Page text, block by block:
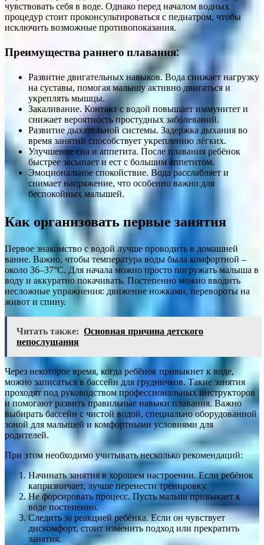
чувствовать себя в воде. Однако перед началом водных
процедур стоит проконсультироваться с педиатром, чтобы
исключить возможные противопоказания.
Преимущества раннего плавания:
Развитие двигательных навыков. Вода снижает нагрузку
на суставы, помогая малышу активно двигаться и
укреплять мышцы.
Закаливание. Контакт с водой повышает иммунитет и
снижает вероятность простудных заболеваний.
Развитие дыхательной системы. Задержка дыхания во
время занятий способствует укреплению лёгких.
Улучшение сна и аппетита. После плавания ребёнок
быстрее засыпает и ест с большим аппетитом.
Эмоциональное спокойствие. Вода расслабляет и
снимает напряжение, что особенно важно для
беспокойных малышей.
Как организовать первые занятия
Первое знакомство с водой лучше проводить в домашней
ванне. Важно, чтобы температура воды была комфортной –
около 36–37°C. Для начала можно просто погружать малыша в
воду и аккуратно покачивать. Постепенно можно вводить
несложные упражнения: движение ножками, перевороты на
живот и спину.
Читать также: Основная причина детского
непослушания
Через некоторое время, когда ребёнок привыкнет к воде,
можно записаться в бассейн для грудничков. Такие занятия
проходят под руководством профессиональных инструкторов
и помогают развить правильные навыки плавания. Важно
выбирать бассейн с чистой водой, специально оборудованной
зоной для малышей и комфортными условиями для
родителей.
При этом необходимо учитывать несколько рекомендаций:
Начинать занятия в хорошем настроении. Если ребёнок
капризничает, лучше перенести тренировку.
Не форсировать процесс. Пусть малыш привыкает к
воде постепенно.
Следить за реакцией ребёнка. Если он чувствует
дискомфорт, стоит изменить подход или прекратить
занятия.